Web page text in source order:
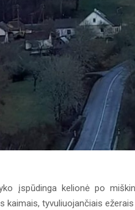
įspūdinga kelionė po
kaimais, tyvuliuojančiais